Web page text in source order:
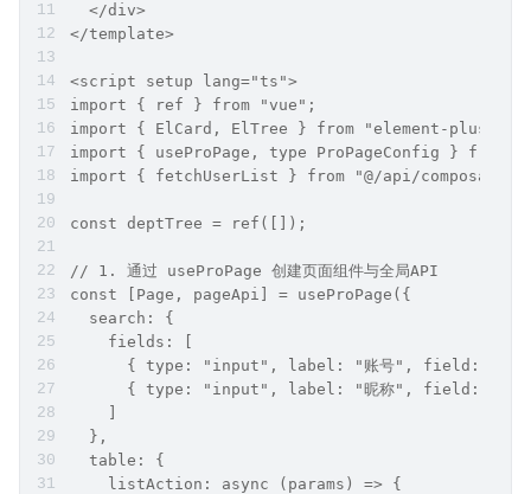
  </div>
</template>
<script setup lang="ts">
import { ref } from "vue";
import { ElCard, ElTree } from "element-plus";
import { useProPage, type ProPageConfig } from
import { fetchUserList } from "@/api/
const deptTree = ref([]);
// 1. 通过 useProPage 创建页面组件与全局API
const [Page, pageApi] = useProPage({
  search: {
    fields: [
{ type: "input", label: "账号", field:
{ type: "input", label: "昵称", field:
  },
  table: {
    listAction: async (params) => {